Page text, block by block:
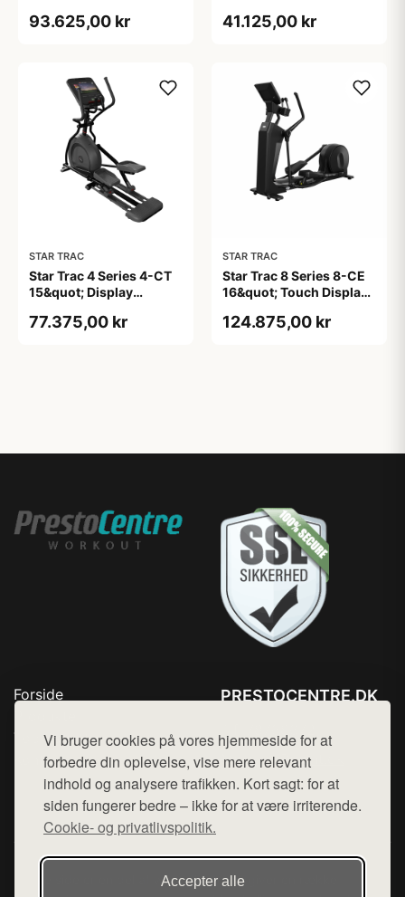
Vi bruger cookies på vores hjemmeside for at
forbedre din oplevelse, vise mere relevant
indhold og analysere trafikken. Kort sagt: for at
siden fungerer bedre – ikke for at være irriterende.
Cookie- og privatlivspolitik.
Accepter alle
93.625,00 kr 41.125,00 kr
STAR TRAC
Star Trac 4 Series 4-CT
15&quot; Display
77.375,00 kr
STAR TRAC
Star Trac 8 Series 8-CE
16&quot; Touch Display
skridtlængde
124.875,00 kr
Forside
Top Rabatter
Kontakt
PRESTOCENTRE.DK
Mail: hej@want.dk
Cookie- og privatlivspolitik
Denne side er en del af want.dk, der udgiver en række